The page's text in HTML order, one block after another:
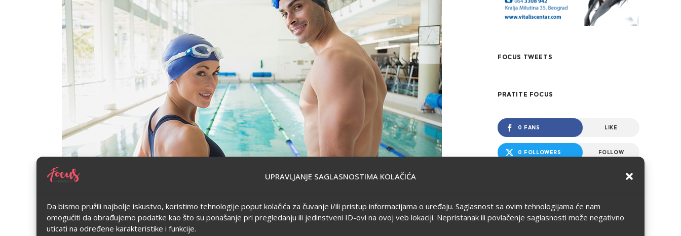
UPRAVLJANJE SAGLASNOSTIMA KOLAČIĆA
Da bismo pružili najbolje iskustvo, koristimo tehnologije poput kolačića za čuvanje i/ili pristup informacijama o uređaju. Saglasnost sa ovim tehnologijama će nam
omogućiti da obrađujemo podatke kao što su ponašanje pri pregledanju ili jedinstveni ID-ovi na ovoj veb lokaciji. Nepristanak ili povlačenje saglasnosti može negativno
uticati na određene karakteristike i funkcije.
Kako je pokazalo istraživanje sprovedeno na Univerzitetu u Torontu, urađeno na 1.800 ispitanika od 18 do 80 godina, plivanje
FOCUS TWEETS
PRATITE FOCUS
0 FANS LIKE
0 FOLLOWERS FOLLOW
Međunarodna